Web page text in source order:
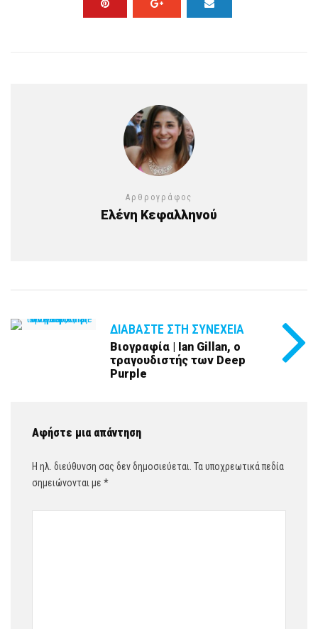
Αρθρογράφος
Ελένη Κεφαλληνού
ΔΙΑΒΆΣΤΕ ΣΤΗ ΣΥΝΈΧΕΙΑ
Βιογραφία | Ian Gillan, ο
τραγουδιστής των Deep
Purple
Αφήστε μια απάντηση
Η ηλ. διεύθυνση σας δεν δημοσιεύεται. Τα υποχρεωτικά πεδία
σημειώνονται με *